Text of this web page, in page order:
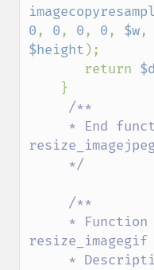
0 , 0 , 0 , 0 , $w,
$height );
       return
/**
resize_imagegif